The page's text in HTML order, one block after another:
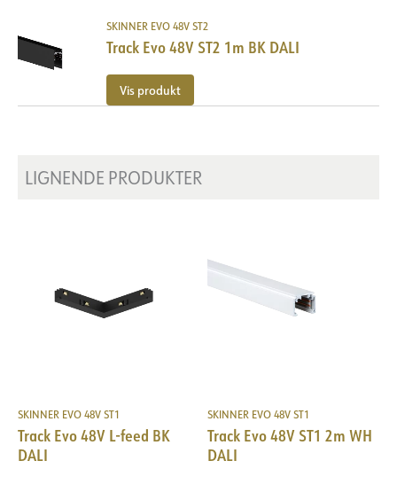
SKINNER EVO 48V ST2
Track Evo 48V ST2 1m BK DALI
Vis produkt
LIGNENDE PRODUKTER
SKINNER EVO 48V ST1
Track Evo 48V L-feed BK
DALI
SKINNER EVO 48V ST1
Track Evo 48V ST1 2m WH
DALI